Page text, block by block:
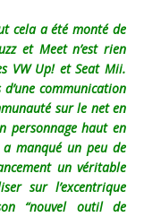
cela a été monté de
et Meet n’est rien
VW Up! et Seat Mii.
communication
sur le net en
personnage haut en
a manqué un peu de
un véritable
sur l’excentrique
“nouvel outil de